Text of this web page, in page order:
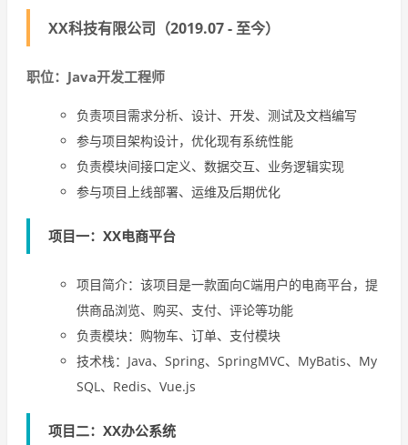
XX科技有限公司（2019.07 - 至今）
职位：Java开发工程师
负责项目需求分析、设计、开发、测试及文档编写
参与项目架构设计，优化现有系统性能
负责模块间接口定义、数据交互、业务逻辑实现
参与项目上线部署、运维及后期优化
项目一：XX电商平台
项目简介：该项目是一款面向C端用户的电商平台，提
供商品浏览、购买、支付、评论等功能
负责模块：购物车、订单、支付模块
技术栈：Java、Spring、SpringMVC、MyBatis、My
SQL、Redis、Vue.js
项目二：XX办公系统